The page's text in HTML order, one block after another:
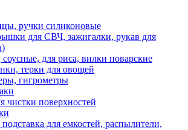
ручки силиконовые
для СВЧ, зажигалки, рукав для
для риса, вилки поварские
терки для овощей
гигрометры
чистки поверхностей
для емкостей, распылители,